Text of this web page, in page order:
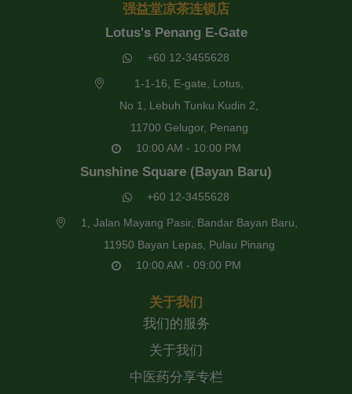
强益堂凉茶连锁店
Lotus's Penang E-Gate
+60 12-3455628
1-1-16, E-gate, Lotus,
No 1, Lebuh Tunku Kudin 2,
11700 Gelugor, Penang
10:00 AM - 10:00 PM
Sunshine Square (Bayan Baru)
+60 12-3455628
1, Jalan Mayang Pasir, Bandar Bayan Baru,
11950 Bayan Lepas, Pulau Pinang
10:00 AM - 09:00 PM
关于我们
我们的服务
关于我们
中医药分享专栏